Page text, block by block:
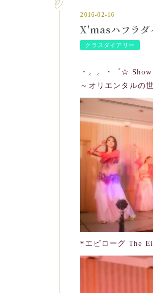
2016-02-16
X'masハフラダ
クラスダイアリー
・。。・゜☆
～オリエンタルの
*エピローグ The